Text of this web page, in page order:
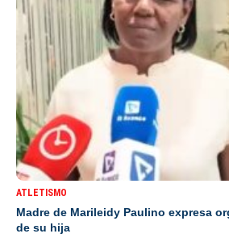
ATLETISMO
Madre de Marileidy Paulino expresa
de su hija